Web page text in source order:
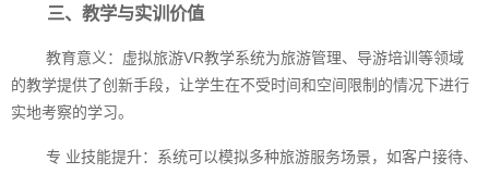
三、教学与实训价值
教育意义：虚拟旅游VR教学系统为旅游管理、导游培训等领域
的教学提供了创新手段，让学生在不受时间和空间限制的情况下进行
实地考察的学习。
专 业技能提升：系统可以模拟多种旅游服务场景，如客户接待、